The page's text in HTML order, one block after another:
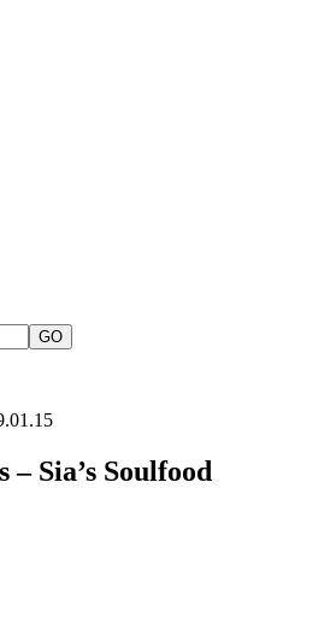
– Sia’s Soulfood